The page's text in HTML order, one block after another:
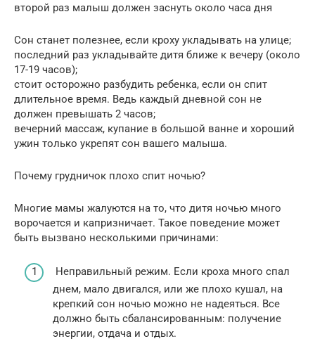
второй раз малыш должен заснуть около часа дня
Сон станет полезнее, если кроху укладывать на улице;
последний раз укладывайте дитя ближе к вечеру (около
17-19 часов);
стоит осторожно разбудить ребенка, если он спит
длительное время. Ведь каждый дневной сон не
должен превышать 2 часов;
вечерний массаж, купание в большой ванне и хороший
ужин только укрепят сон вашего малыша.
Почему грудничок плохо спит ночью?
Многие мамы жалуются на то, что дитя ночью много
ворочается и капризничает. Такое поведение может
быть вызвано несколькими причинами:
Неправильный режим. Если кроха много спал
днем, мало двигался, или же плохо кушал, на
крепкий сон ночью можно не надеяться. Все
должно быть сбалансированным: получение
энергии, отдача и отдых.